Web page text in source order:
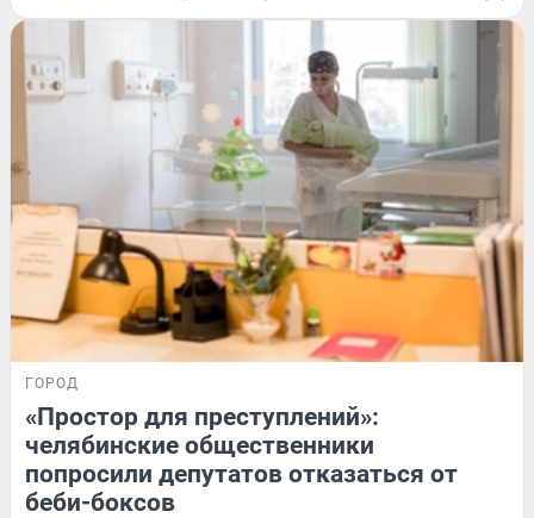
ГОРОД
«Простор для преступлений»:
челябинские общественники
попросили депутатов отказаться от
беби-боксов